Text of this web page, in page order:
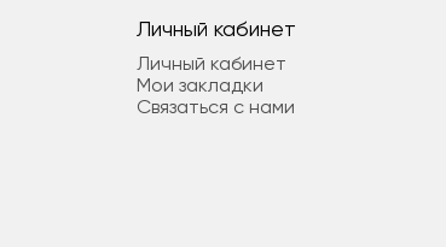
Личный кабинет
Личный кабинет
Мои закладки
Связаться с нами